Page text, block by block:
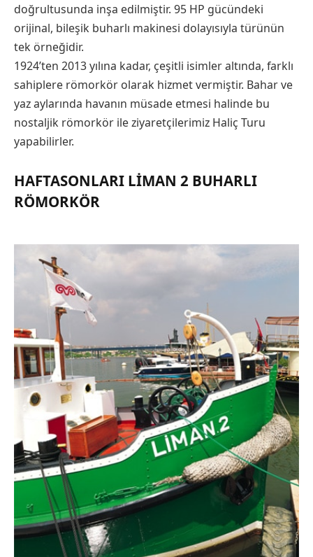
doğrultusunda inşa edilmiştir. 95 HP gücündeki
orijinal, bileşik buharlı makinesi dolayısıyla türünün
tek örneğidir.
1924’ten 2013 yılına kadar, çeşitli isimler altında, farklı
sahiplere römorkör olarak hizmet vermiştir. Bahar ve
yaz aylarında havanın müsade etmesi halinde bu
nostaljik römorkör ile ziyaretçilerimiz Haliç Turu
yapabilirler.
HAFTASONLARI LIMAN 2 BUHARLI
RÖMORKÖR